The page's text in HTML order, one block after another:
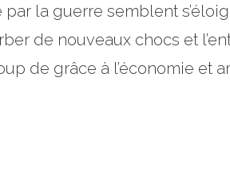
la guerre semblent
de nouveaux chocs et
de grâce à l’économie et